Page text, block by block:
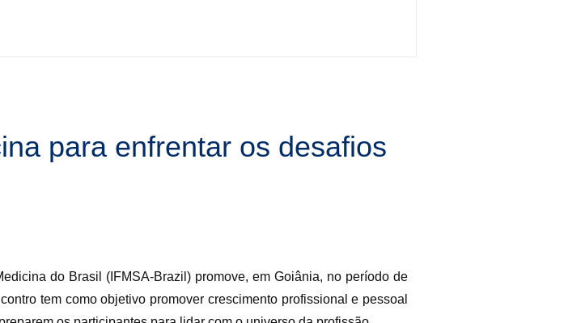
para enfrentar os desafios
do Brasil (IFMSA-Brazil) promove, em Goiânia, no período de
tem como objetivo promover crescimento profissional e pessoal